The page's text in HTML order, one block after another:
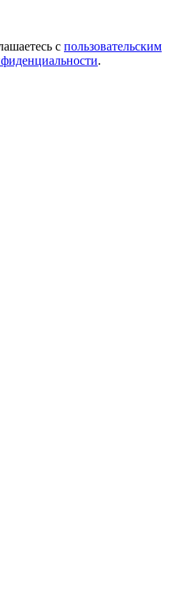
с пользовательским
.